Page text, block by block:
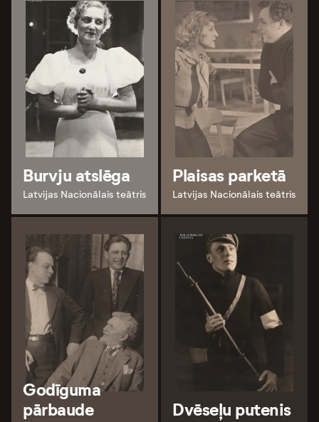
Burvju atslēga
Latvijas Nacionālais teātris
Plaisas parketā
Latvijas Nacionālais teātris
Godīguma
pārbaude
Dvēseļu putenis